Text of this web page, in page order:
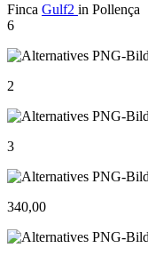
Finca Gulf2 in Pollença
6
2
3
340,00